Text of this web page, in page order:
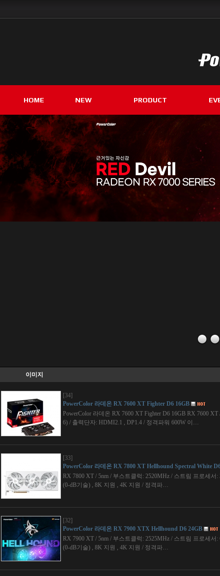
HOME NEW PRODUCT
이미지
[34]
PowerColor 라데온 RX 7600 XT Fighter D6 16GB
PowerColor 라데온 RX 7600 XT Fighter D6 16GB RX 7600
6) / 출력단자: HDMI2.1 , DP1.4 / 정격파워 600W 이…
[33]
PowerColor 라데온 RX 7800 XT Hellhound Spectral White
RX 7800 XT / 5nm / 부스트클럭: 2520MHz / 스트림 프로세
(0-dB기술) , 8K 지원 , 4K 지원 / 정격파…
[32]
PowerColor 라데온 RX 7900 XTX Hellhound D6 24GB
RX 7900 XT / 5nm / 부스트클럭: 2525MHz / 스트림 프로세
(0-dB기술) , 8K 지원 , 4K 지원 / 정격파…